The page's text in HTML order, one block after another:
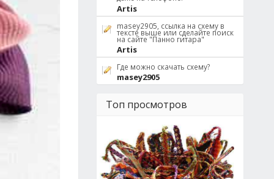
Artis
masey2905, ссылка на схему в
тексте выше или сделайте поиск
на сайте "Панно гитара"
Artis
Где можно скачать схему?
masey2905
Топ просмотров